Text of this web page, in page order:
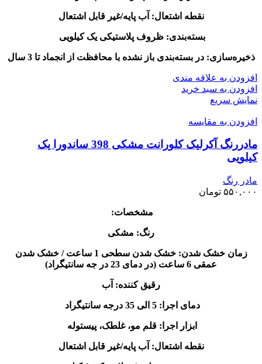
نقطه اشتعال: آب پایه/غیر قابل اشتعال
بسته‌بندی: ظروف پلاستیکی یک کیلویی
ذخیره‌سازی: در بسته‌بندی باز نشده با محافظت از انجماد تا 3 سال
افزودن به علاقه مندی
افزودن به سبد خرید
نمایش سریع
افزودن به مقایسه
مادررنگ آکرلیک کلورانت مشکی 398 ساندورا یک
کیلویی
مادر رنگ
۵۵۰,۰۰۰ تومان
مشخصات:
رنگ: مشکی
زمان خشک شدن: خشک شدن سطحی 1 ساعت / خشک شدن
عمقی 6 ساعت (در دمای 23 در جه سانتیگراد)
رقیق کننده: آب
دمای اجرا: 5 الی 35 درجه سانتیگراد
ابزار اجرا: قلم مو، غلطک، پیستوله
نقطه اشتعال: آب پایه/غیر قابل اشتعال